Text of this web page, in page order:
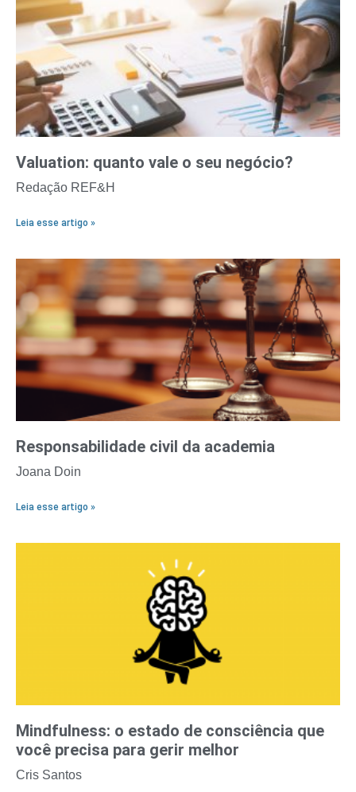
Valuation: quanto vale o seu negócio?
Redação REF&H
Leia esse artigo »
Responsabilidade civil da academia
Joana Doin
Leia esse artigo »
Mindfulness: o estado de consciência que
você precisa para gerir melhor
Cris Santos